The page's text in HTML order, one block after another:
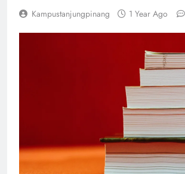
Kampustanjungpinang 1 Year Ago